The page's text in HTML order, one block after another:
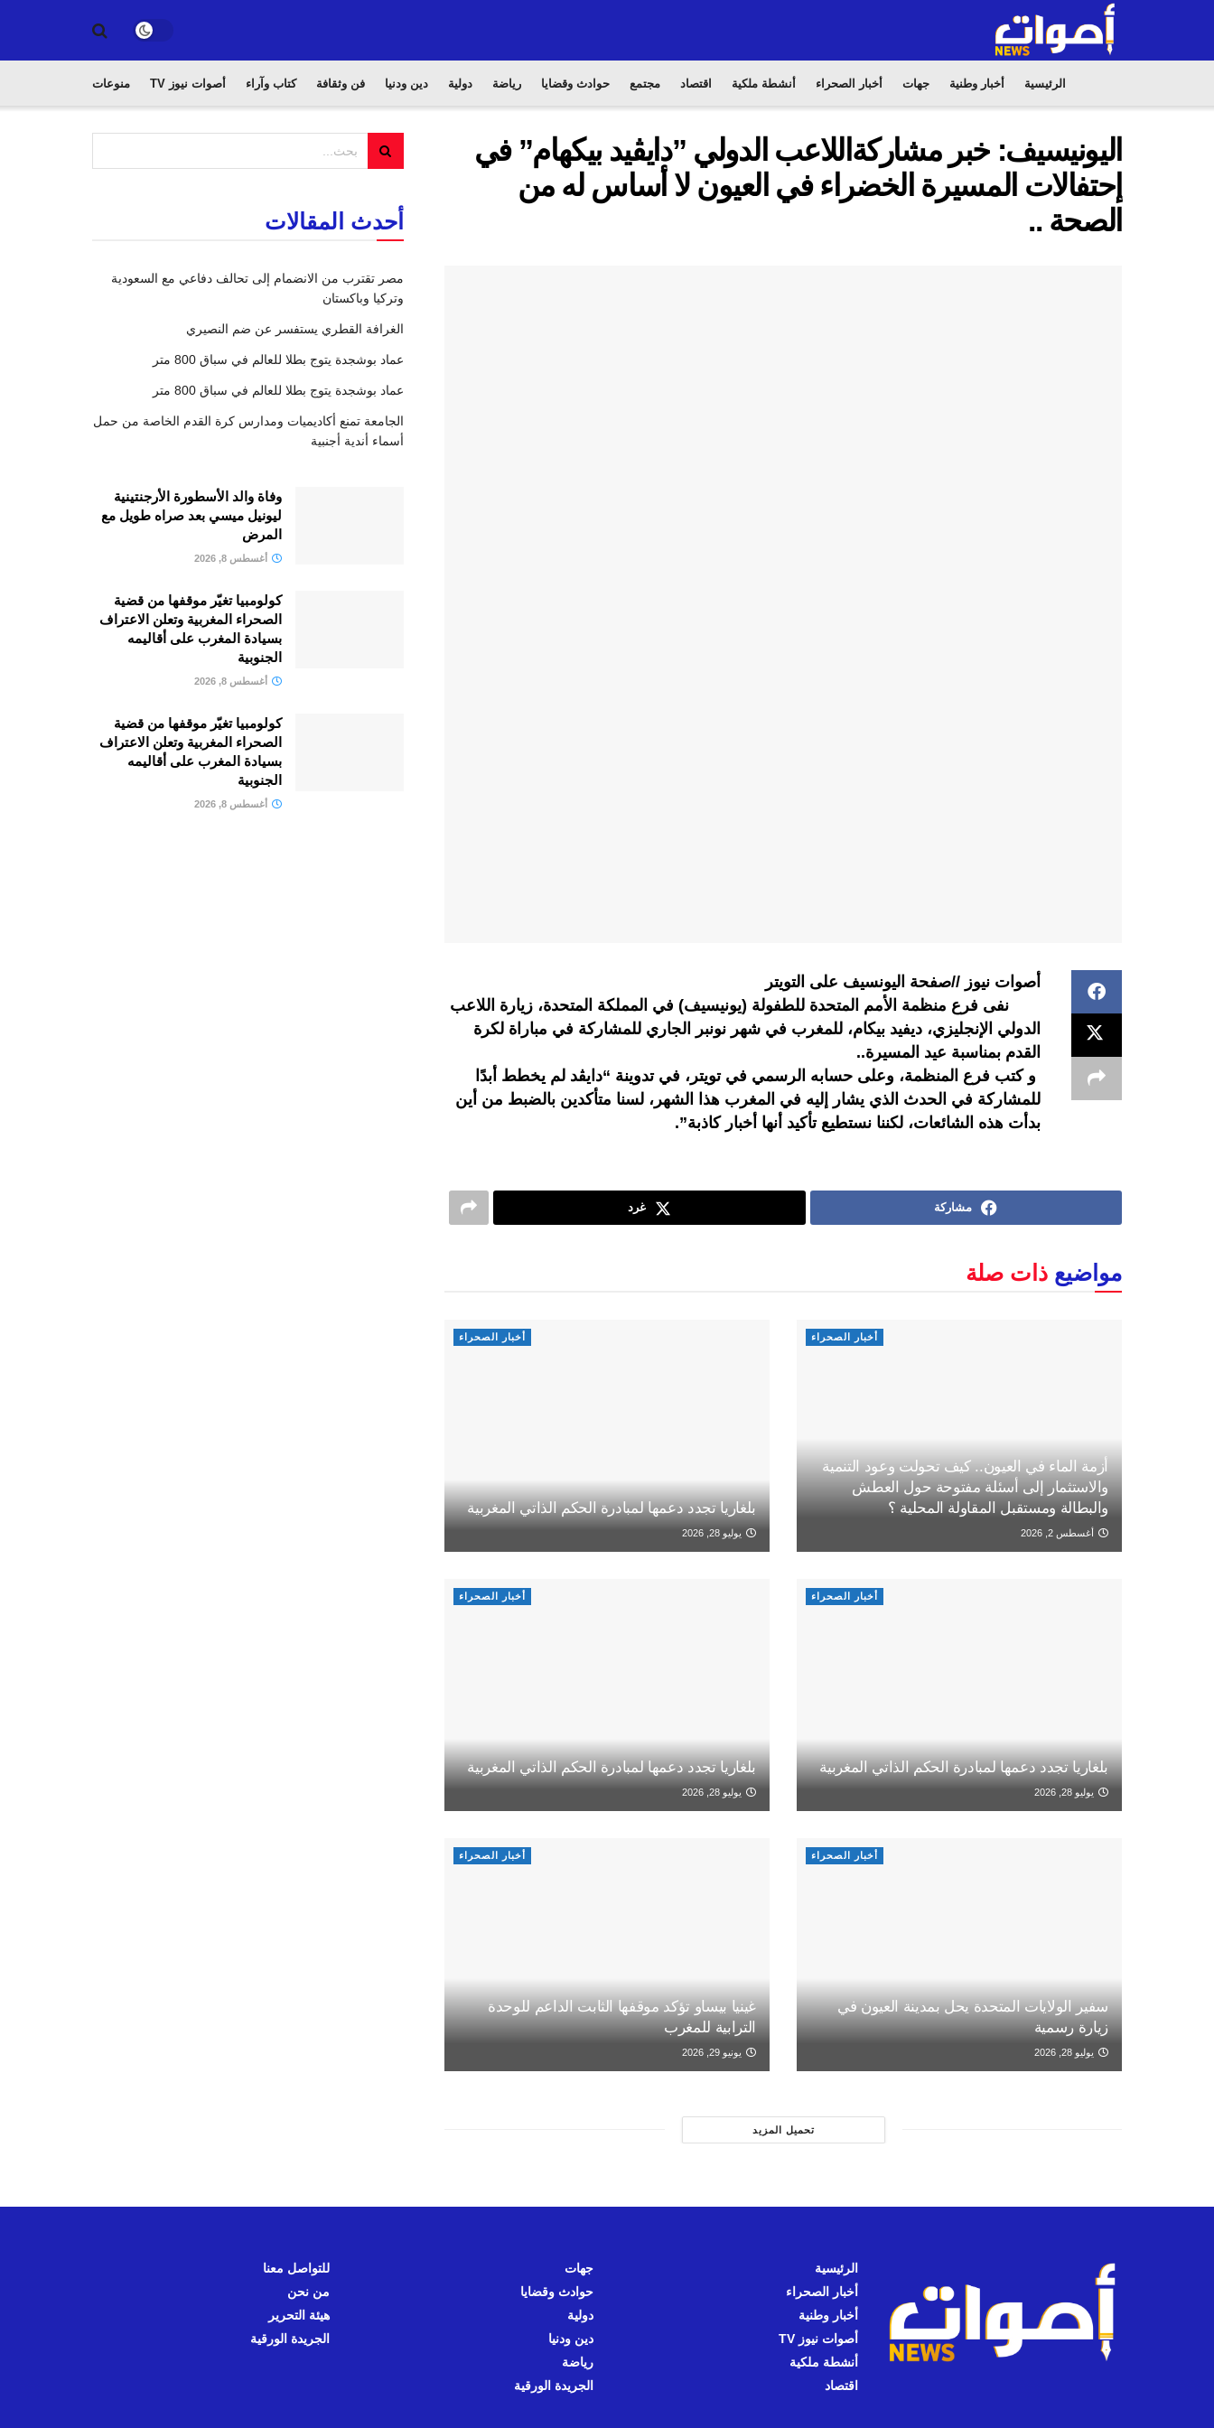
الرئيسية أخبار وطنية جهات أخبار الصحراء أنشطة ملكية اقتصاد مجتمع حوادث وقضايا رياضة دولية دين ودنيا فن وثقافة كتاب وآراء أصوات نيوز TV منوعات
اليونيسيف: خبر مشاركةاللاعب الدولي ”دايڤيد بيكهام” في
إحتفالات المسيرة الخضراء في العيون لا أساس له من
الصحة ..
أصوات نيوز //صفحة اليونسيف على التويتر
نفى فرع منظمة الأمم المتحدة للطفولة (يونيسيف) في المملكة المتحدة، زيارة اللاعب
الدولي الإنجليزي، ديفيد بيكام، للمغرب في شهر نونبر الجاري للمشاركة في مباراة لكرة
القدم بمناسبة عيد المسيرة..
و كتب فرع المنظمة، وعلى حسابه الرسمي في تويتر، في تدوينة “دايڤد لم يخطط أبدًا
للمشاركة في الحدث الذي يشار إليه في المغرب هذا الشهر، لسنا متأكدين بالضبط من أين
بدأت هذه الشائعات، لكننا نستطيع تأكيد أنها أخبار كاذبة”.
مشاركة غرد
مواضيع ذات صلة
أخبار الصحراء
أزمة الماء في العيون.. كيف تحولت وعود التنمية
والاستثمار إلى أسئلة مفتوحة حول العطش
والبطالة ومستقبل المقاولة المحلية ؟
أغسطس 2, 2026
أخبار الصحراء
بلغاريا تجدد دعمها لمبادرة الحكم الذاتي المغربية
يوليو 28, 2026
أخبار الصحراء
بلغاريا تجدد دعمها لمبادرة الحكم الذاتي المغربية
يوليو 28, 2026
أخبار الصحراء
بلغاريا تجدد دعمها لمبادرة الحكم الذاتي المغربية
يوليو 28, 2026
أخبار الصحراء
سفير الولايات المتحدة يحل بمدينة العيون في
زيارة رسمية
يوليو 28, 2026
أخبار الصحراء
غينيا بيساو تؤكد موقفها الثابت الداعم للوحدة
الترابية للمغرب
يونيو 29, 2026
تحميل المزيد
أحدث المقالات
مصر تقترب من الانضمام إلى تحالف دفاعي مع السعودية
وتركيا وباكستان
الغرافة القطري يستفسر عن ضم النصيري
عماد بوشجدة يتوج بطلا للعالم في سباق 800 متر
عماد بوشجدة يتوج بطلا للعالم في سباق 800 متر
الجامعة تمنع أكاديميات ومدارس كرة القدم الخاصة من حمل
أسماء أندية أجنبية
وفاة والد الأسطورة الأرجنتينية
ليونيل ميسي بعد صراه طويل مع
المرض
أغسطس 8, 2026
كولومبيا تغيّر موقفها من قضية
الصحراء المغربية وتعلن الاعتراف
بسيادة المغرب على أقاليمه
الجنوبية
أغسطس 8, 2026
كولومبيا تغيّر موقفها من قضية
الصحراء المغربية وتعلن الاعتراف
بسيادة المغرب على أقاليمه
الجنوبية
أغسطس 8, 2026
الرئيسية
أخبار الصحراء
أخبار وطنية
أصوات نيوز TV
أنشطة ملكية
اقتصاد
جهات
حوادث وقضايا
دولية
دين ودنيا
رياضة
الجريدة الورقية
للتواصل معنا
من نحن
هيئة التحرير
الجريدة الورقية